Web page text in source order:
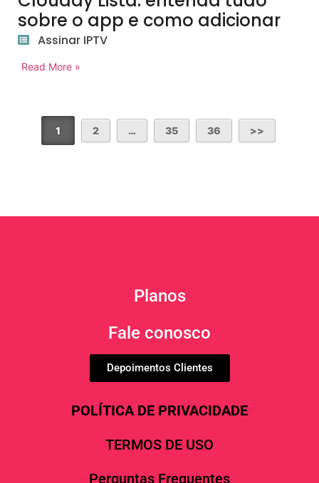
sobre o app e como adicionar
Assinar IPTV
Read More »
1 2 … 35 36
Planos
Fale conosco
Depoimentos Clientes
POLÍTICA DE PRIVACIDADE
TERMOS DE USO
Perguntas Frequentes